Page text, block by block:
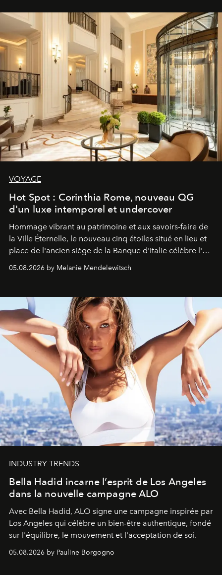
VOYAGE
Hot Spot : Corinthia Rome, nouveau QG
d'un luxe intemporel et undercover
Hommage vibrant au patrimoine et aux savoirs-faire de
la Ville Éternelle, le nouveau cinq étoiles situé en lieu et
place de l'ancien siège de la Banque d'Italie célèbre l'art
de vivre Romain dans toute son élégance intemporelle.
05.08.2026 by Melanie Mendelewitsch
INDUSTRY TRENDS
Bella Hadid incarne l’esprit de Los Angeles
dans la nouvelle campagne ALO
Avec Bella Hadid, ALO signe une campagne inspirée par
Los Angeles qui célèbre un bien-être authentique, fondé
sur l'équilibre, le mouvement et l'acceptation de soi.
05.08.2026 by Pauline Borgogno